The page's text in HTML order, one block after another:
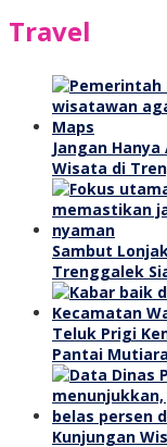
Travel
Jangan
Wisata di
Sambut
Trenggalek
Teluk Prigi
Pantai
Kunjungan